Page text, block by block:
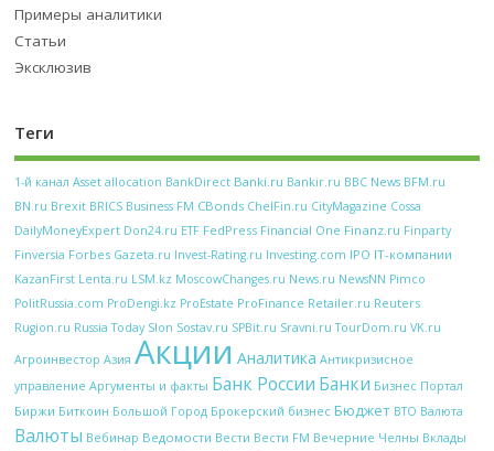
Примеры аналитики
Статьи
Эксклюзив
Теги
1-й канал Asset allocation BankDirect Banki.ru Bankir.ru BBC News BFM.ru
BN.ru Brexit BRICS Business FM CBonds ChelFin.ru CityMagazine Cossa
DailyMoneyExpert Don24.ru ETF FedPress Financial One Finanz.ru Finparty
Finversia Forbes Gazeta.ru Invest-Rating.ru Investing.com IPO IT-компании
KazanFirst Lenta.ru LSM.kz MoscowChanges.ru News.ru NewsNN Pimco
PolitRussia.com ProDengi.kz ProEstate ProFinance Retailer.ru Reuters
Rugion.ru Russia Today Slon Sostav.ru SPBit.ru Sravni.ru TourDom.ru VK.ru
Агроинвестор Азия Акции Аналитика Антикризисное
управление Аргументы и факты Банк России Банки Бизнес Портал
Биржи Биткоин Большой Город Брокерский бизнес Бюджет ВТО Валюта
Валюты Вебинар Ведомости Вести Вести FM Вечерние Челны Вклады